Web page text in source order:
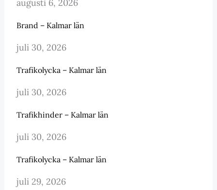
augusti 6, 2026
Brand – Kalmar län
juli 30, 2026
Trafikolycka – Kalmar län
juli 30, 2026
Trafikhinder – Kalmar län
juli 30, 2026
Trafikolycka – Kalmar län
juli 29, 2026